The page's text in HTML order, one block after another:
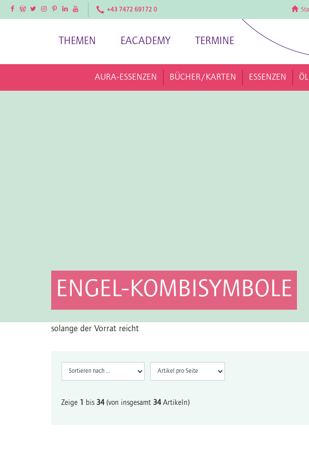
FacebookFacebookTwitterInstagramPinterestLinkedInYouTube +43 7472 69172 0
THEMEN EACADEMY TERMINE
AURA-ESSENZEN BÜCHER/KARTEN ESSENZEN
ENGEL-KOMBISYMBOLE
solange der Vorrat reicht
Zeige 1 bis 34(von insgesamt 34Artikeln)